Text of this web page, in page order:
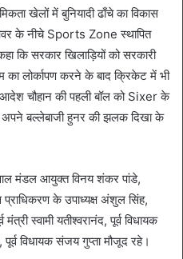
खेलों में बुनियादी ढाँचे का विकास
के नीचे Sports Zone स्थापित
कि सरकार खिलाड़ियों को सरकारी
का लोर्कापण करने के बाद क्रिकेट में भी
चौहान की पहली बॉल को Sixer के
अपने बल्लेबाजी हुनर की झलक दिखा के
मंडल आयुक्त विनय शंकर पांडे,
प्राधिकरण के उपाध्यक्ष अंशुल सिंह,
स्वामी यतीश्वरानंद, पूर्व विधायक
विधायक संजय गुप्ता मौजूद रहे।